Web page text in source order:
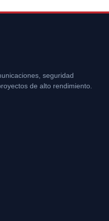
seguridad
de alto rendimiento.